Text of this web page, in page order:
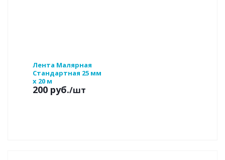
Лента Малярная
Стандартная 25 мм
x 20 м
200 руб./шт